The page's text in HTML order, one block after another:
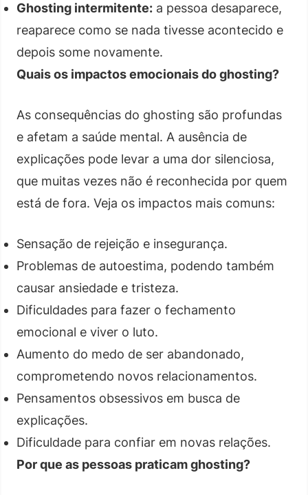
Ghosting intermitente: a pessoa desaparece,
reaparece como se nada tivesse acontecido e
depois some novamente.
Quais os impactos emocionais do ghosting?
As consequências do ghosting são profundas
e afetam a saúde mental. A ausência de
explicações pode levar a uma dor silenciosa,
que muitas vezes não é reconhecida por quem
está de fora. Veja os impactos mais comuns:
Sensação de rejeição e insegurança.
Problemas de autoestima, podendo também
causar ansiedade e tristeza.
Dificuldades para fazer o fechamento
emocional e viver o luto.
Aumento do medo de ser abandonado,
comprometendo novos relacionamentos.
Pensamentos obsessivos em busca de
explicações.
Dificuldade para confiar em novas relações.
Por que as pessoas praticam ghosting?